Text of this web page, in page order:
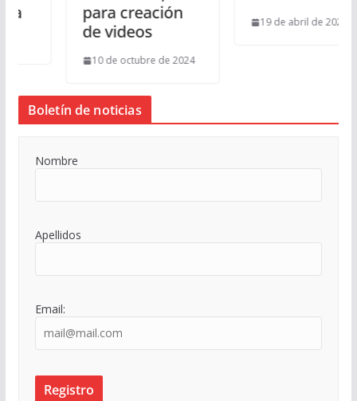
para creación
de videos
10 de octubre de 2024
19 de abril de 2024
Boletín de noticias
Nombre
Apellidos
Email: